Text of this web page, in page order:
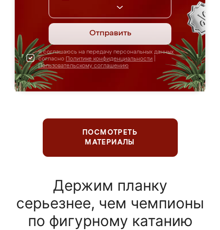
Отправить
Я соглашаюсь на передачу персональных данных
согласно Политике конфиденциальности
Пользовательскому соглашению
ПОСМОТРЕТЬ
МАТЕРИАЛЫ
Держим планку
серьезнее, чем чемпионы
по фигурному катанию